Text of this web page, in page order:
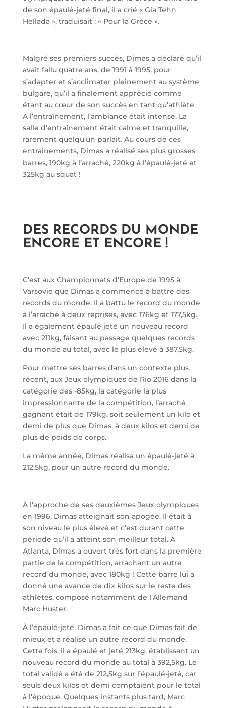
de son épaulé-jeté final, il a crié « Gia Tehn
Hellada », traduisait : « Pour la Grèce ».
Malgré ses premiers succès, Dimas a déclaré qu’il
avait fallu quatre ans, de 1991 à 1995, pour
s’adapter et s’acclimater pleinement au système
bulgare, qu’il a finalement apprécié comme
étant au cœur de son succès en tant qu’athlète.
A l’entraînement, l’ambiance était intense. La
salle d’entraînement était calme et tranquille,
rarement quelqu’un parlait. Au cours de ces
entrainements, Dimas a réalisé ses plus grosses
barres, 190kg à l’arraché, 220kg à l’épaulé-jeté et
325kg au squat !
DES RECORDS DU MONDE
ENCORE ET ENCORE !
C’est aux Championnats d’Europe de 1995 à
Varsovie que Dimas a commencé à battre des
records du monde. Il a battu le record du monde
à l’arraché à deux reprises, avec 176kg et 177,5kg.
Il a également épaulé jeté un nouveau record
avec 211kg, faisant au passage quelques records
du monde au total, avec le plus élevé à 387,5kg.
Pour mettre ses barres dans un contexte plus
récent, aux Jeux olympiques de Rio 2016 dans la
catégorie des -85kg, la catégorie la plus
impressionnante de la compétition, l’arraché
gagnant était de 179kg, soit seulement un kilo et
demi de plus que Dimas, à deux kilos et demi de
plus de poids de corps.
La même année, Dimas réalisa un épaulé-jeté à
212,5kg, pour un autre record du monde.
À l’approche de ses deuxièmes Jeux olympiques
en 1996, Dimas atteignait son apogée. Il était à
son niveau le plus élevé et c’est durant cette
période qu’il a atteint son meilleur total. À
Atlanta, Dimas a ouvert très fort dans la première
partie de la compétition, arrachant un autre
record du monde, avec 180kg ! Cette barre lui a
donné une avance de dix kilos sur le reste des
athlètes, composé notamment de l’Allemand
Marc Huster.
À l’épaulé-jeté, Dimas a fait ce que Dimas fait de
mieux et a réalisé un autre record du monde.
Cette fois, il a épaulé et jeté 213kg, établissant un
nouveau record du monde au total à 392,5kg. Le
total validé a été de 212,5kg sur l’épaulé-jeté, car
seuls deux kilos et demi comptaient pour le total
à l’époque. Quelques instants plus tard, Marc